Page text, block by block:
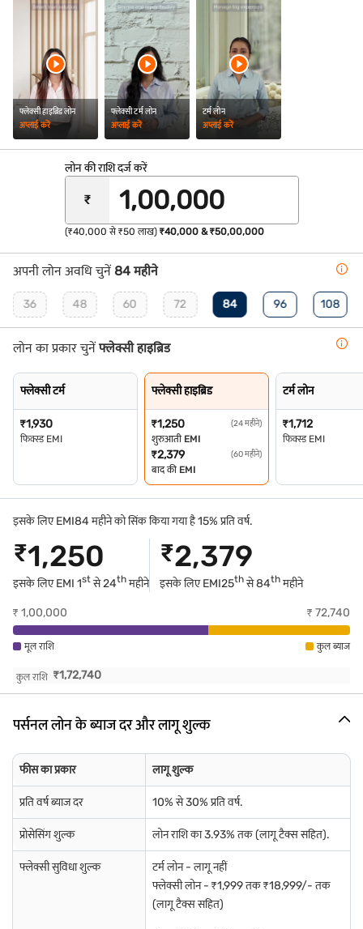
फ्लेक्सी हाइब्रिड लोन
अप्लाई करें
फ्लेक्सी टर्म लोन
अप्लाई करें
टर्म लोन
अप्लाई करें
लोन की राशि दर्ज करें
₹
(₹40,000 से ₹50 लाख)₹40,000 & ₹50,00,000
अपनी लोन अवधि चुनें 84 महीने
36 48 60 72 84 96 108
लोन का प्रकार चुनें फ्लेक्सी हाइब्रिड
फ्लेक्सी टर्म
₹1,930
फिक्स्ड EMI
फ्लेक्सी हाइब्रिड
₹1,250 (24 महीने)
शुरुआती EMI
₹2,379 (60 महीने)
बाद की EMI
टर्म लोन
₹1,712
फिक्स्ड EMI
इसके लिए EMI84 महीने को सिंक किया गया है 15% प्रति वर्ष.
₹1,250
इसके लिए EMI 1stसे 24th महीने
₹2,379
इसके लिए EMI25thसे 84th महीने
₹ 1,00,000 ₹ 72,740
मूल राशि कुल ब्याज
कुल राशि ₹1,72,740
पर्सनल लोन के ब्याज दर और लागू शुल्क
फीस का प्रकार लागू शुल्क
प्रति वर्ष ब्याज दर 10% से 30% प्रति वर्ष.
प्रोसेसिंग शुल्क लोन राशि का 3.93% तक (लागू टैक्स सहित).
फ्लेक्सी सुविधा शुल्क
टर्म लोन - लागू नहीं
फ्लेक्सी लोन - ₹1,999 तक ₹18,999/- तक
(लागू टैक्स सहित)